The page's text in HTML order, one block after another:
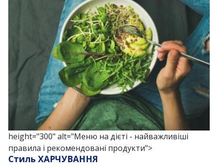
height="300" alt="Меню на дієті - найважливіші
правила і рекомендовані продукти">
Стиль ХАРЧУВАННЯ